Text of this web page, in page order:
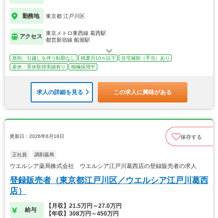
勤務地 東京都 江戸川区
アクセス
東京メトロ東西線 葛西駅
都営新宿線 船堀駅
原則、引越しを伴う転勤なし 残業月10ｈ以下
住宅補助（手当）あり
産休・育休取得実績有り
積極採用中
求人の詳細を見る この求人に興味がある
更新日：2026年6月18日 保存する
正社員 調剤薬局
ウエルシア薬局株式会社 ウエルシア江戸川葛西店の登録販売者の求人
登録販売者（東京都江戸川区／ウエルシア江戸川葛西
店）
給与
【月収】21.5万円～27.0万円
【年収】308万円～450万円